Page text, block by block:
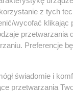
i
z tych
wycofać
przetwarzania
Preferencje
świadomie i
przetwarzania